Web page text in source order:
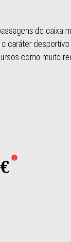
de caixa
caráter
como muito